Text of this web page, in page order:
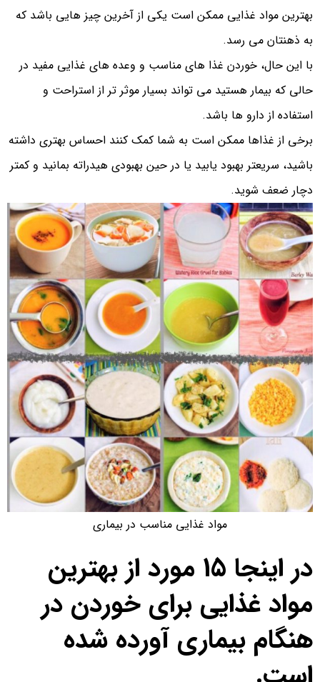
بهترین مواد غذایی ممکن است یکی از آخرین چیز هایی باشد که
به ذهنتان می رسد.
با این حال، خوردن غذا های مناسب و وعده های غذایی مفید در
حالی که بیمار هستید می تواند بسیار موثر تر از استراحت و
استفاده از دارو ها باشد.
برخی از غذاها ممکن است به شما کمک کنند احساس بهتری داشته
باشید، سریعتر بهبود یابید یا در حین بهبودی هیدراته بمانید و کمتر
دچار ضعف شوید.
مواد غذایی مناسب در بیماری
در اینجا 15 مورد از بهترین
مواد غذایی برای خوردن در
هنگام بیماری آورده شده